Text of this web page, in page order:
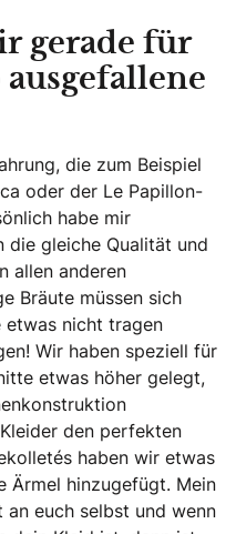
gerade für
die zum Beispiel
oder der Le Papillon-
habe mir
die gleiche Qualität und
allen anderen
Bräute müssen sich
etwas nicht tragen
Wir haben speziell für
etwas höher gelegt,
den perfekten
haben wir etwas
Ärmel hinzugefügt. Mein
an euch selbst und wenn